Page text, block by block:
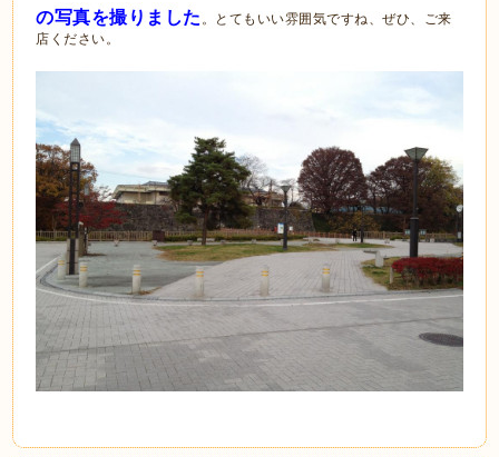
の写真を撮りました 。とてもいい雰囲気ですね、ぜひ、ご来
店ください。